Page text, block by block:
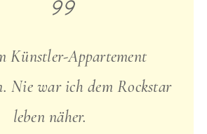
Künstler-Appartement
Nie war ich dem Rockstar
leben näher.